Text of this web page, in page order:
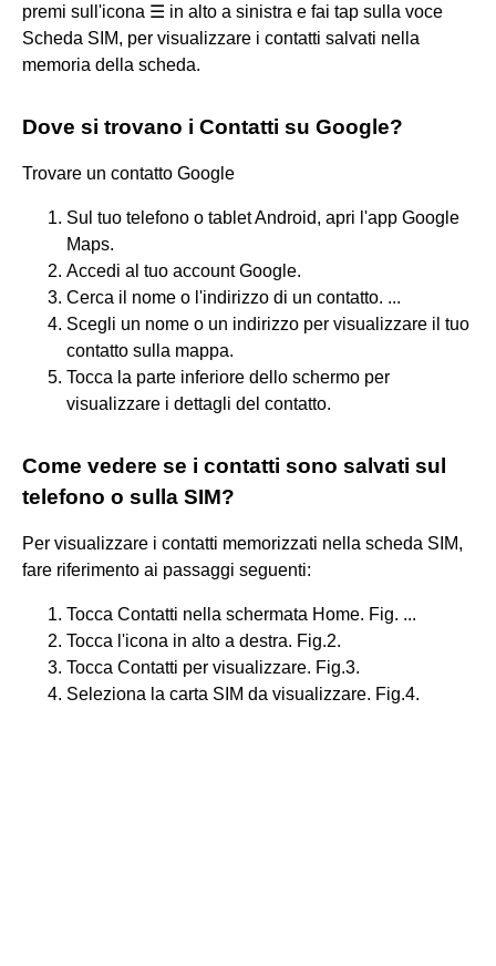
premi sull'icona ☰ in alto a sinistra e fai tap sulla voce
Scheda SIM, per visualizzare i contatti salvati nella
memoria della scheda.
Dove si trovano i Contatti su Google?
Trovare un contatto Google
Sul tuo telefono o tablet Android, apri l'app Google
Maps.
Accedi al tuo account Google.
Cerca il nome o l'indirizzo di un contatto. ...
Scegli un nome o un indirizzo per visualizzare il tuo
contatto sulla mappa.
Tocca la parte inferiore dello schermo per
visualizzare i dettagli del contatto.
Come vedere se i contatti sono salvati sul
telefono o sulla SIM?
Per visualizzare i contatti memorizzati nella scheda SIM,
fare riferimento ai passaggi seguenti:
Tocca Contatti nella schermata Home. Fig. ...
Tocca l'icona in alto a destra. Fig.2.
Tocca Contatti per visualizzare. Fig.3.
Seleziona la carta SIM da visualizzare. Fig.4.